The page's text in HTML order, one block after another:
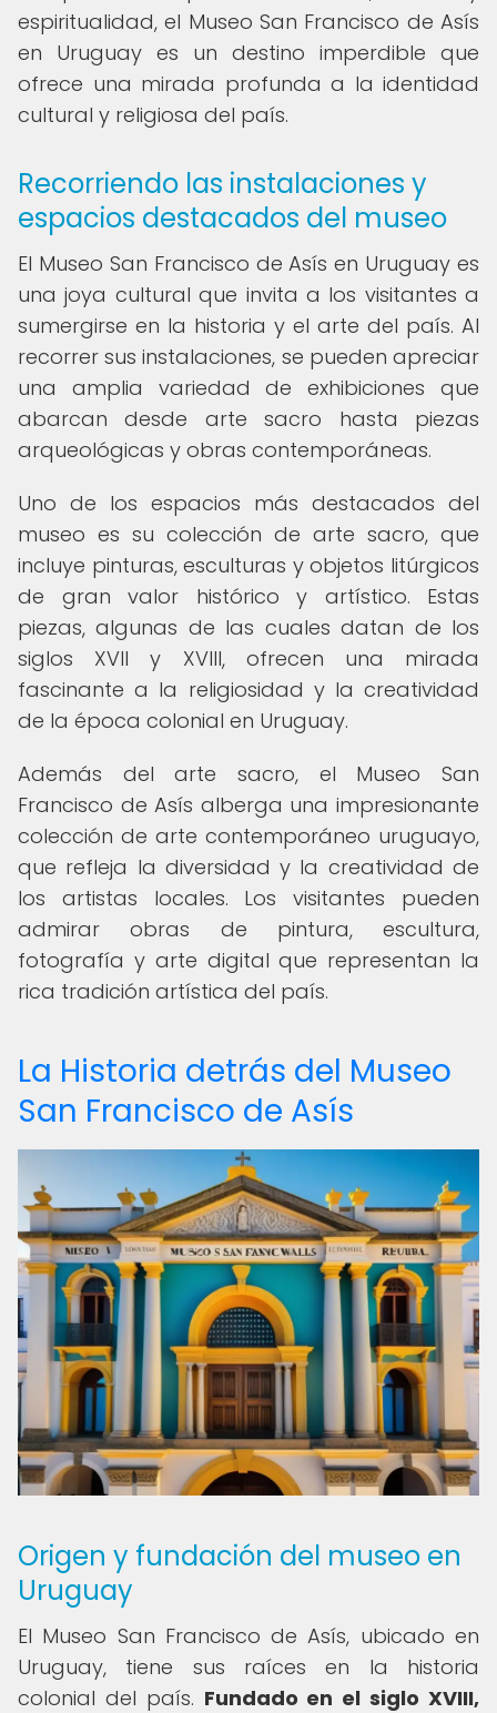
espiritualidad, el Museo San Francisco de Asís
en Uruguay es un destino imperdible que
ofrece una mirada profunda a la identidad
cultural y religiosa del país.
Recorriendo las instalaciones y
espacios destacados del museo
El Museo San Francisco de Asís en Uruguay es
una joya cultural que invita a los visitantes a
sumergirse en la historia y el arte del país. Al
recorrer sus instalaciones, se pueden apreciar
una amplia variedad de exhibiciones que
abarcan desde arte sacro hasta piezas
arqueológicas y obras contemporáneas.
Uno de los espacios más destacados del
museo es su colección de arte sacro, que
incluye pinturas, esculturas y objetos litúrgicos
de gran valor histórico y artístico. Estas
piezas, algunas de las cuales datan de los
siglos XVII y XVIII, ofrecen una mirada
fascinante a la religiosidad y la creatividad
de la época colonial en Uruguay.
Además del arte sacro, el Museo San
Francisco de Asís alberga una impresionante
colección de arte contemporáneo uruguayo,
que refleja la diversidad y la creatividad de
los artistas locales. Los visitantes pueden
admirar obras de pintura, escultura,
fotografía y arte digital que representan la
rica tradición artística del país.
La Historia detrás del Museo
San Francisco de Asís
Origen y fundación del museo en
Uruguay
El Museo San Francisco de Asís, ubicado en
Uruguay, tiene sus raíces en la historia
colonial del país. Fundado en el siglo XVIII,